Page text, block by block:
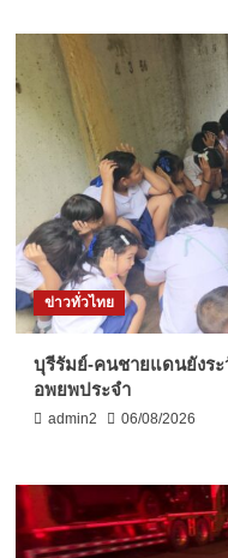
ข่าวทั่วไทย
บุรีรัมย์-คนชายแดนยังร
อพยพประจำ
admin2 06/08/2026